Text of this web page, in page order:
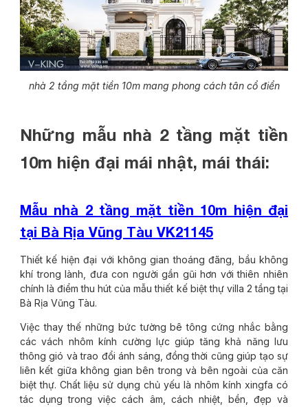
nhà 2 tầng mặt tiền 10m mang phong cách tân cổ điển
Những mẫu nhà 2 tầng mặt tiền
10m hiện đại mái nhật, mái thái:
Mẫu nhà 2 tầng mặt tiền 10m hiện đại
tại Bà Rịa Vũng Tàu VK21145
Thiết kế hiện đại với không gian thoáng đãng, bầu không
khí trong lành, đưa con người gần gũi hơn với thiên nhiên
chính là điểm thu hút của mẫu thiết kế biệt thự villa 2 tầng tại
Bà Rịa Vũng Tàu.
Việc thay thế những bức tường bê tông cứng nhắc bằng
các vách nhôm kính cường lực giúp tăng khả năng lưu
thông gió và trao đổi ánh sáng, đồng thời cũng giúp tạo sự
liên kết giữa không gian bên trong và bên ngoài của căn
biệt thự. Chất liệu sử dụng chủ yếu là nhôm kính xingfa có
tác dụng trong việc cách âm, cách nhiệt, bền, đẹp và